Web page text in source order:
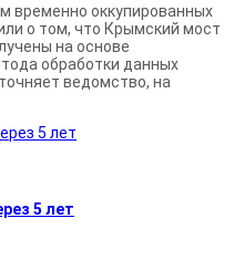
временно оккупированных
о том, что Крымский мост
на основе
обработки данных
ведомство, на
5 лет